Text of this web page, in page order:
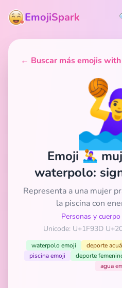
EmojiSpark
← Buscar más emojis
Emoji 🤽‍♀️
waterpolo:
Representa a una mujer
la piscina con
Personas y cuerpo
Unicode: U+1F93D
waterpolo emoji deporte
piscina emoji
deporte
agua